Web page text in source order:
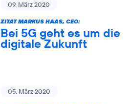
09. März 2020
ZITAT MARKUS HAAS, CEO:
Bei 5G geht es um die
digitale Zukunft
05. März 2020